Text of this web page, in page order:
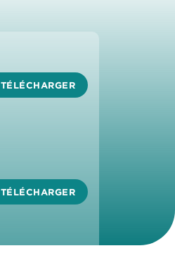
TÉLÉCHARGER
TÉLÉCHARGER